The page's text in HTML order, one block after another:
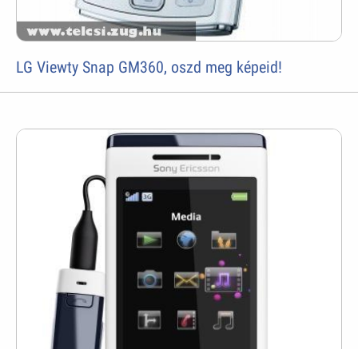
LG Viewty Snap GM360, oszd meg képeid!